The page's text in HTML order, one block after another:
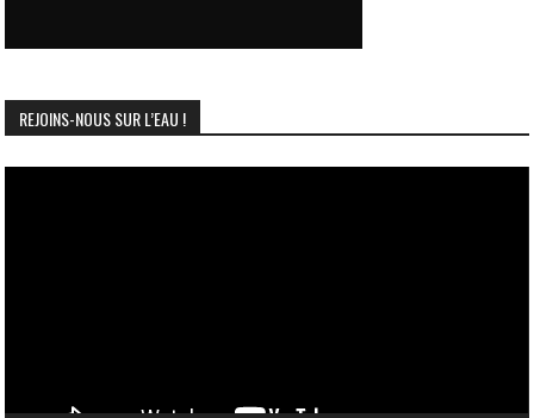
REJOINS-NOUS SUR L’EAU !